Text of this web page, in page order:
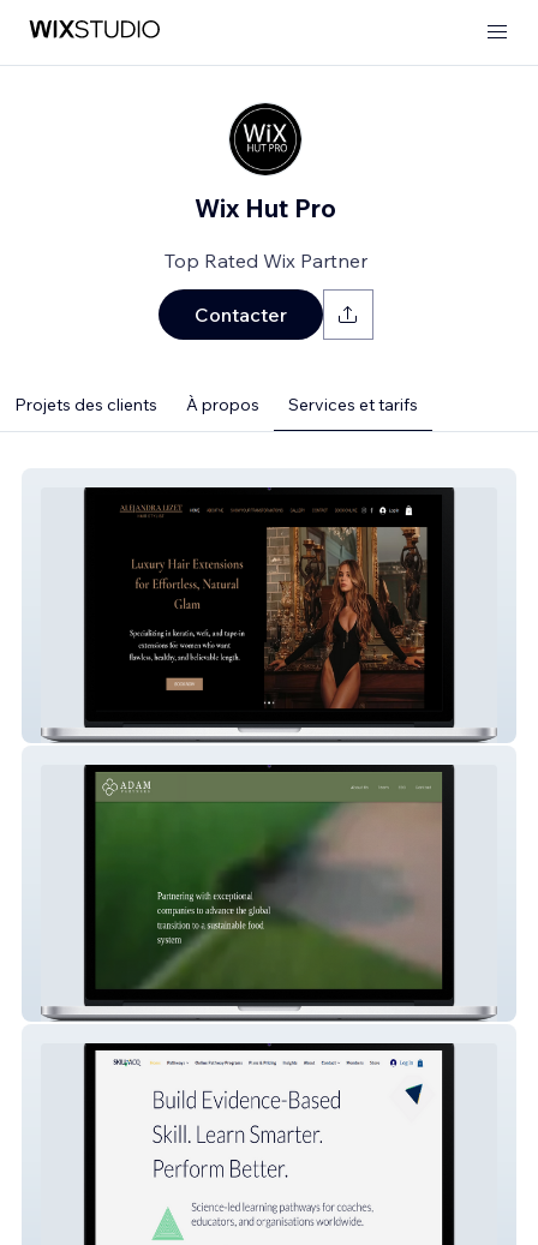
Wix Hut Pro
Top Rated Wix Partner
Contacter
Projets des clients À propos Services et tarifs
Alejandra Lizet Hair
Adam Partners